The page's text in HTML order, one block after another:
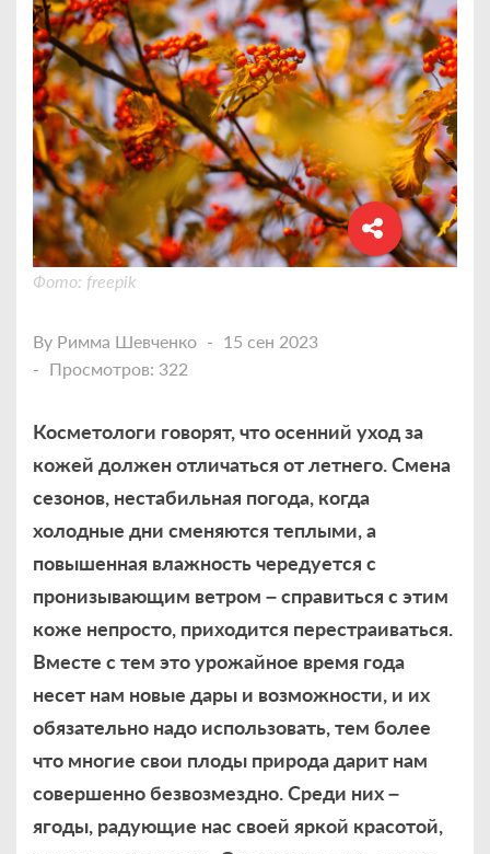
Фото: freepik
By Римма Шевченко
15 сен 2023
Просмотров: 322
Косметологи говорят, что осенний уход за
кожей должен отличаться от летнего. Смена
сезонов, нестабильная погода, когда
холодные дни сменяются теплыми, а
повышенная влажность чередуется с
пронизывающим ветром – справиться с этим
коже непросто, приходится перестраиваться.
Вместе с тем это урожайное время года
несет нам новые дары и возможности, и их
обязательно надо использовать, тем более
что многие свои плоды природа дарит нам
совершенно безвозмездно. Среди них –
ягоды, радующие нас своей яркой красотой,